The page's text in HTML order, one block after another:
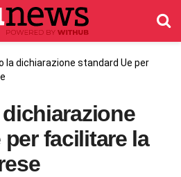
la dichiarazione standard Ue per
facilitare la